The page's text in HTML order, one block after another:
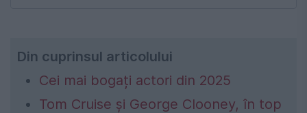
Din cuprinsul articolului
Cei mai bogați actori din 2025
Tom Cruise și George Clooney, în top